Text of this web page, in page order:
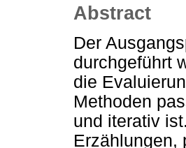
Abstract
Der
durchgeführt
die
Methoden
und iterativ
Erzählungen,